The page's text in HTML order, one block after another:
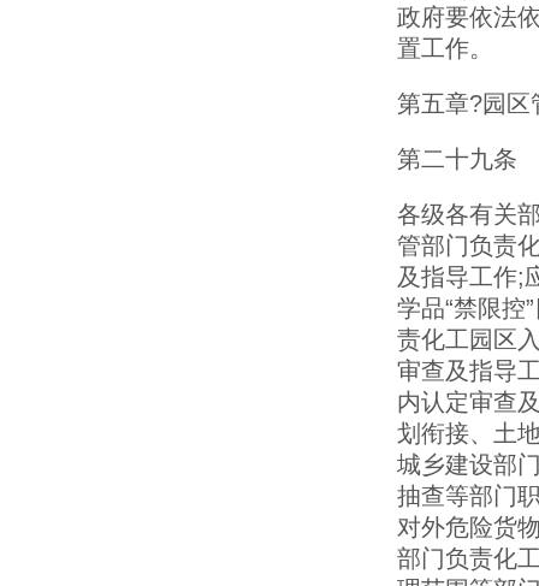
政府要依法
置工作。
第五章?园区
第二十九条
各级各有关
管部门负责
及指导工作;
学品“禁限控
责化工园区
审查及指导
内认定审查
划衔接、土
城乡建设部
抽查等部门
对外危险货
部门负责化